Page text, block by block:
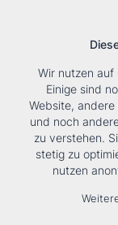
Tools
HOME › PRODUKTE
Wir nutzen auf
Einige sind
Website,
und noch
zu verstehen.
stetig zu
nutzen